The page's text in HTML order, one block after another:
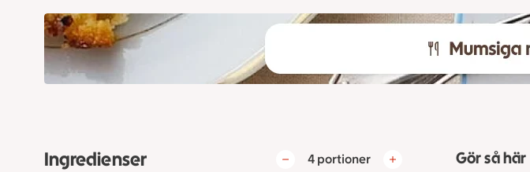
Ingredienser 4 portioner Gör så här